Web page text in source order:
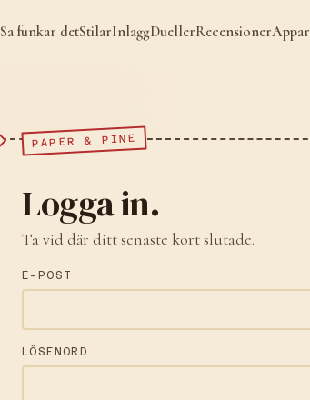
Sa funkar detStilarInlaggDuellerRecensionerAppar
PAPER & PINE
Logga in.
Ta vid där ditt senaste kort slutade.
E-POST
LÖSENORD